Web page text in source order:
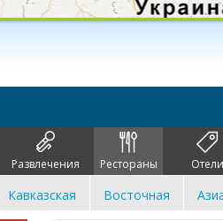
Развлечения Рестораны Отели
Кавказская Восточная